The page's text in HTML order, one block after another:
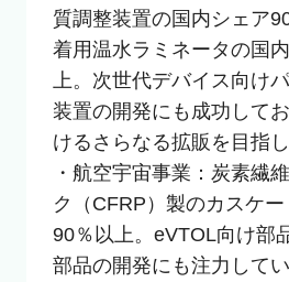
質調整装置の国内シェア
着用温水ラミネータの国
上。次世代デバイス向け
装置の開発にも成功して
けるさらなる拡販を目指し
・航空宇宙事業：炭素繊
ク（CFRP）製のカスケ
90％以上。eVTOL向け部
部品の開発にも注力してい